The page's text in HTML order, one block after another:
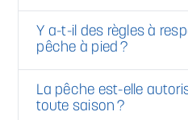
Y a-t-il des règles à
pêche à pied ?
La pêche est-elle
toute saison ?